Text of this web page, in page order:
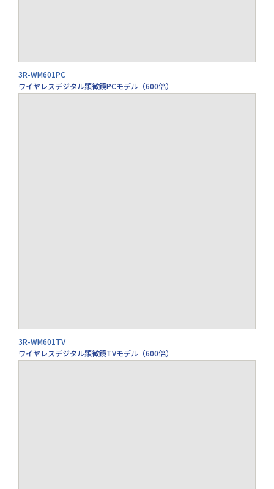
3R-WM601PC
ワイヤレスデジタル顕微鏡PCモデル（600倍）
3R-WM601TV
ワイヤレスデジタル顕微鏡TVモデル（600倍）